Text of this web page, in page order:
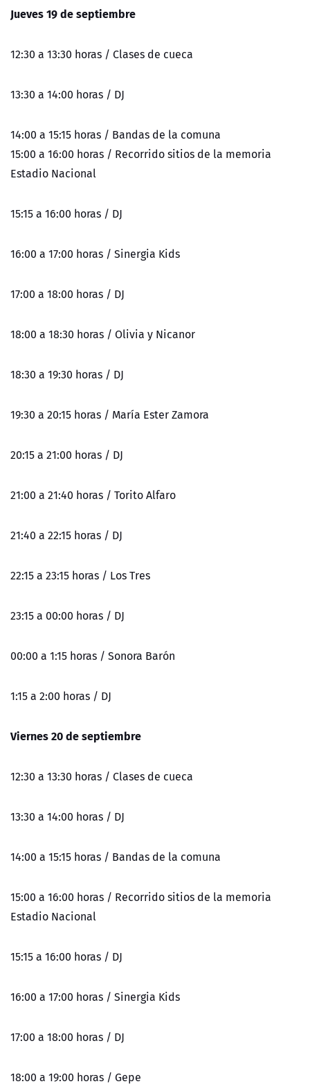
Jueves 19 de septiembre
12:30 a 13:30 horas / Clases de cueca
13:30 a 14:00 horas / DJ
14:00 a 15:15 horas / Bandas de la comuna
15:00 a 16:00 horas / Recorrido sitios de la memoria
Estadio Nacional
15:15 a 16:00 horas / DJ
16:00 a 17:00 horas / Sinergia Kids
17:00 a 18:00 horas / DJ
18:00 a 18:30 horas / Olivia y Nicanor
18:30 a 19:30 horas / DJ
19:30 a 20:15 horas / María Ester Zamora
20:15 a 21:00 horas / DJ
21:00 a 21:40 horas / Torito Alfaro
21:40 a 22:15 horas / DJ
22:15 a 23:15 horas / Los Tres
23:15 a 00:00 horas / DJ
00:00 a 1:15 horas / Sonora Barón
1:15 a 2:00 horas / DJ
Viernes 20 de septiembre
12:30 a 13:30 horas / Clases de cueca
13:30 a 14:00 horas / DJ
14:00 a 15:15 horas / Bandas de la comuna
15:00 a 16:00 horas / Recorrido sitios de la memoria
Estadio Nacional
15:15 a 16:00 horas / DJ
16:00 a 17:00 horas / Sinergia Kids
17:00 a 18:00 horas / DJ
18:00 a 19:00 horas / Gepe